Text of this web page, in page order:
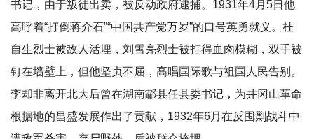
书记，由于叛徒出卖，被反动政府逮捕。1931年4月5日他
高呼着“打倒蒋介石”“中国共产党万岁”的口号英勇就义。杜
自生烈士被敌人活埋，刘雪亮烈士被打得血肉模糊，双手被
钉在墙壁上，但他坚贞不屈，高唱国际歌与祖国人民告别。
李却非离开北大后曾在湖南酃县任县委书记，为井冈山革命
根据地的昌盛发展作出了贡献，1932年6月在反围剿战斗中